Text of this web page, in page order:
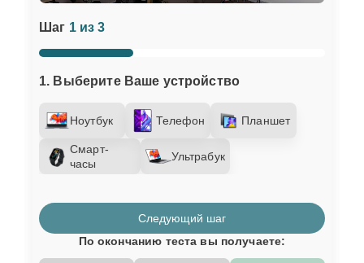
Шаг 1 из 3
1. Выберите Ваше устройство
Ноутбук Телефон Планшет
Смарт-
часы
Ультрабук
Следующий шаг
По окончанию теста вы получаете: